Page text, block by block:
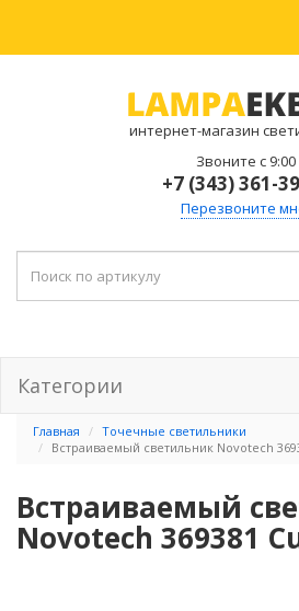
интернет-магазин
Звоните с 9:00
+7 (343) 361-
Перезвоните
Категории
Главная
Точечные светильники
Встраиваемый светильник Novotech
Встраиваемый
Novotech 369381